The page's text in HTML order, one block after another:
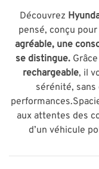
Découvrez
pensé, conçu
agréable, une
se distingue.
rechargeable, il
sérénité,
aux attentes des
d’un véhicule